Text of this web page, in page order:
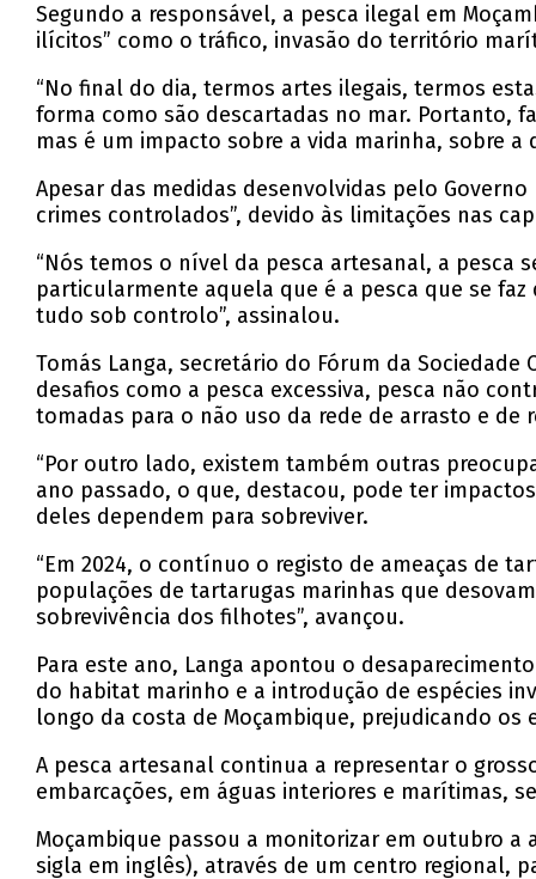
Segundo a responsável, a pesca ilegal em
ilícitos” como o tráfico, invasão do território
“No final do dia, termos artes ilegais, termos
forma como são descartadas no mar. Portanto,
mas é um impacto sobre a vida marinha, sobre
Apesar das medidas desenvolvidas pelo
crimes controlados”, devido às limitações nas
“Nós temos o nível da pesca artesanal, a
particularmente aquela que é a pesca que se
tudo sob controlo”, assinalou.
Tomás Langa, secretário do Fórum da
desafios como a pesca excessiva, pesca não
tomadas para o não uso da rede de arrasto e de
“Por outro lado, existem também outras
ano passado, o que, destacou, pode ter
deles dependem para sobreviver.
“Em 2024, o contínuo o registo de ameaças de
populações de tartarugas marinhas que
sobrevivência dos filhotes”, avançou.
Para este ano, Langa apontou o
do habitat marinho e a introdução de espécies
longo da costa de Moçambique, prejudicando
A pesca artesanal continua a representar o
embarcações, em águas interiores e marítimas,
Moçambique passou a monitorizar em outubro a
sigla em inglês), através de um centro regional,